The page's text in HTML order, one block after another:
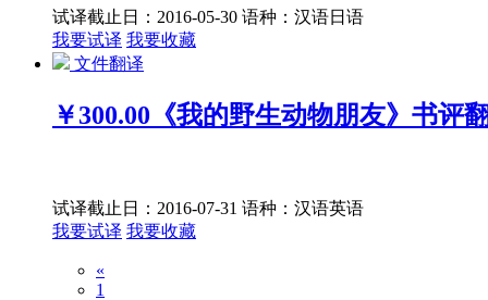
试译截止日：2016-05-30 语种：汉语日语
我要试译 我要收藏
文件翻译
￥300.00 《我的野生动物朋友》书评
试译截止日：2016-07-31 语种：汉语英语
我要试译 我要收藏
«
1